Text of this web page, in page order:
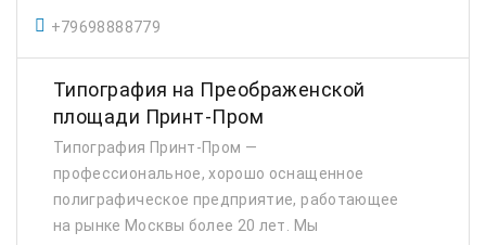
+79698888779
Типография на Преображенской
площади Принт-Пром
Типография Принт-Пром —
профессиональное, хорошо оснащенное
полиграфическое предприятие, работающее
на рынке Москвы более 20 лет. Мы